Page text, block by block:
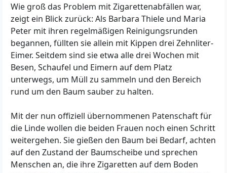
Wie groß das Problem mit Zigarettenabfällen war,
zeigt ein Blick zurück: Als Barbara Thiele und Maria
Peter mit ihren regelmäßigen Reinigungsrunden
begannen, füllten sie allein mit Kippen drei Zehnliter-
Eimer. Seitdem sind sie etwa alle drei Wochen mit
Besen, Schaufel und Eimern auf dem Platz
unterwegs, um Müll zu sammeln und den Bereich
rund um den Baum sauber zu halten.
Mit der nun offiziell übernommenen Patenschaft für
die Linde wollen die beiden Frauen noch einen Schritt
weitergehen. Sie gießen den Baum bei Bedarf, achten
auf den Zustand der Baumscheibe und sprechen
Menschen an, die ihre Zigaretten auf dem Boden